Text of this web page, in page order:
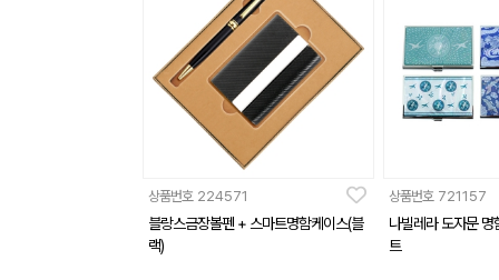
상품번호 224571
블랑스금장볼펜 + 스마트명함케이스(블
랙)
상품번호 721157
나빌레라 도자문
트